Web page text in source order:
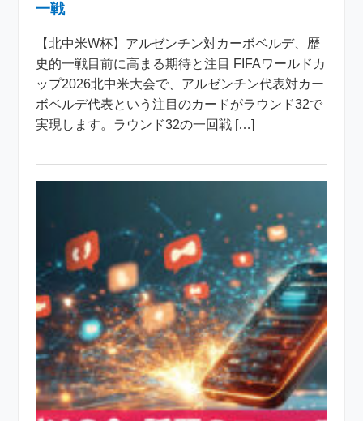
一戦
【北中米W杯】アルゼンチン対カーボベルデ、歴
史的一戦目前に高まる期待と注目 FIFAワールドカ
ップ2026北中米大会で、アルゼンチン代表対カー
ボベルデ代表という注目のカードがラウンド32で
実現します。ラウンド32の一回戦 […]